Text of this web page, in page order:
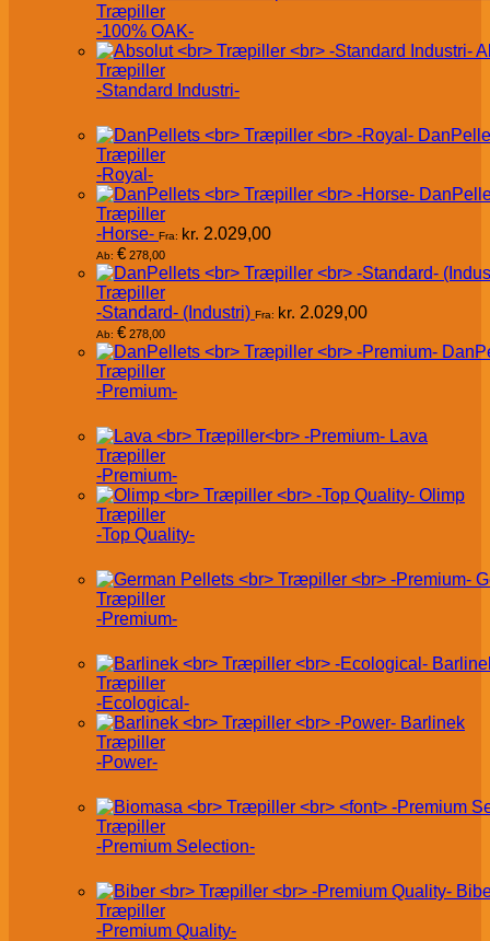
Træpiller
-100% OAK-
Træpiller
-Standard Industri-
Træpiller
-Royal-
Træpiller
-Horse- Fra: kr. 2.029,00
Ab: € 278,00
Træpiller
-Standard- (Industri) Fra: kr. 2.029,00
Ab: € 278,00
Træpiller
-Premium-
Lava
Træpiller
-Premium-
Olimp
Træpiller
-Top Quality-
Træpiller
-Premium-
Træpiller
-Ecological-
Barlinek
Træpiller
-Power-
Træpiller
-Premium Selection-
Træpiller
-Premium Quality-